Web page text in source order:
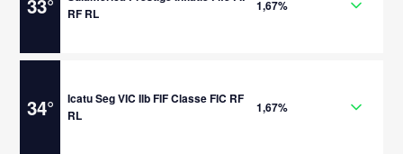
33°
RF RL
1,67%
34°
Icatu Seg VIC Ilb FIF Classe FIC RF
RL
1,67%